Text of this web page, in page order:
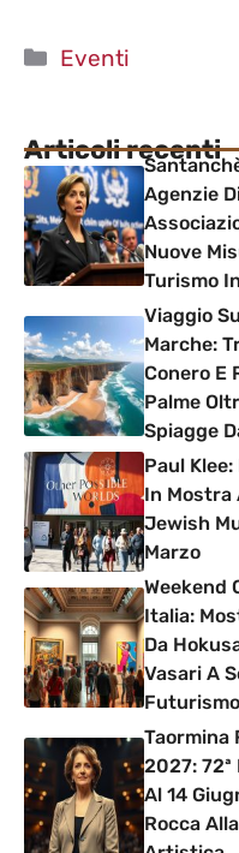
Categorie
Eventi
Articoli recenti
Agenzie
Nuove
Turismo
Viaggio
Marche:
Conero E
Palme
Spiagge
Paul
In Mostra
Jewish
Marzo
Weekend
Italia:
Da
Vasari A
Taormina
2027: 72ª
Al 14
Rocca